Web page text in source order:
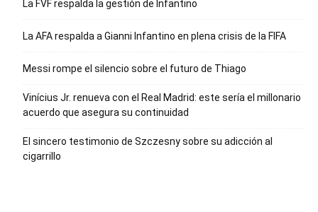
La FVF respalda la gestión de Infantino
La AFA respalda a Gianni Infantino en plena crisis de la FIFA
Messi rompe el silencio sobre el futuro de Thiago
Vinícius Jr. renueva con el Real Madrid: este sería el millonario
acuerdo que asegura su continuidad
El sincero testimonio de Szczesny sobre su adicción al
cigarrillo